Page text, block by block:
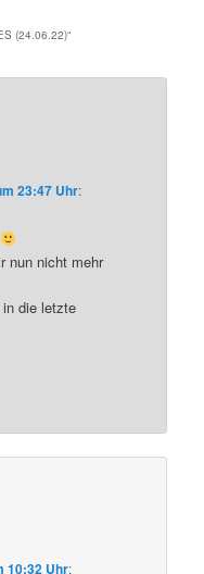
(24.06.22)“
23:47 Uhr:
nun nicht mehr
die letzte
10:32 Uhr: